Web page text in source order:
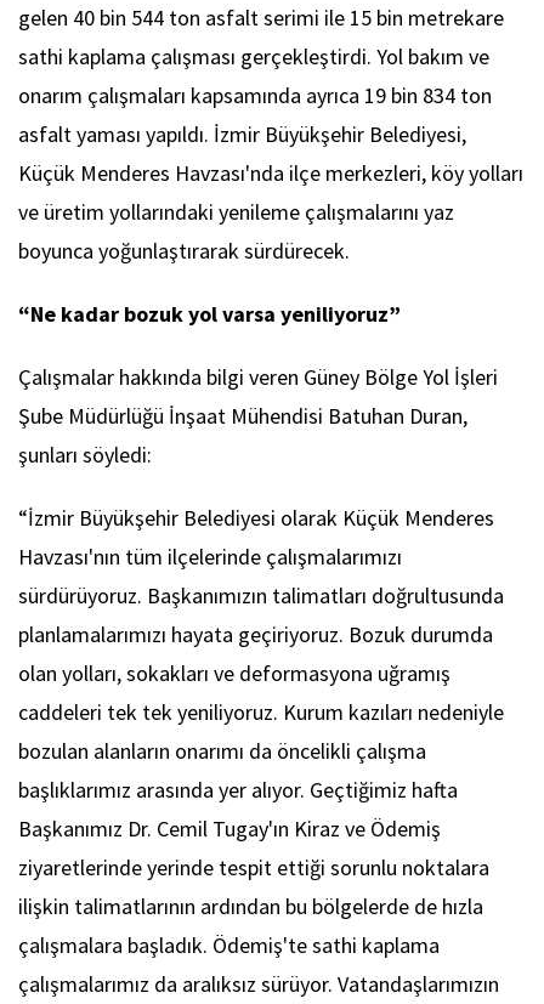
gelen 40 bin 544 ton asfalt serimi ile 15 bin metrekare
sathi kaplama çalışması gerçekleştirdi. Yol bakım ve
onarım çalışmaları kapsamında ayrıca 19 bin 834 ton
asfalt yaması yapıldı. İzmir Büyükşehir Belediyesi,
Küçük Menderes Havzası'nda ilçe merkezleri, köy yolları
ve üretim yollarındaki yenileme çalışmalarını yaz
boyunca yoğunlaştırarak sürdürecek.
“Ne kadar bozuk yol varsa yeniliyoruz”
Çalışmalar hakkında bilgi veren Güney Bölge Yol İşleri
Şube Müdürlüğü İnşaat Mühendisi Batuhan Duran,
şunları söyledi:
“İzmir Büyükşehir Belediyesi olarak Küçük Menderes
Havzası'nın tüm ilçelerinde çalışmalarımızı
sürdürüyoruz. Başkanımızın talimatları doğrultusunda
planlamalarımızı hayata geçiriyoruz. Bozuk durumda
olan yolları, sokakları ve deformasyona uğramış
caddeleri tek tek yeniliyoruz. Kurum kazıları nedeniyle
bozulan alanların onarımı da öncelikli çalışma
başlıklarımız arasında yer alıyor. Geçtiğimiz hafta
Başkanımız Dr. Cemil Tugay'ın Kiraz ve Ödemiş
ziyaretlerinde yerinde tespit ettiği sorunlu noktalara
ilişkin talimatlarının ardından bu bölgelerde de hızla
çalışmalara başladık. Ödemiş'te sathi kaplama
çalışmalarımız da aralıksız sürüyor. Vatandaşlarımızın